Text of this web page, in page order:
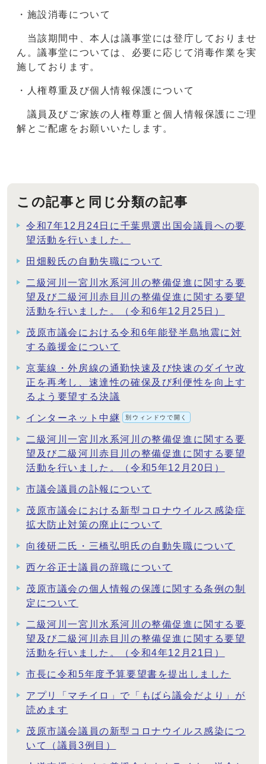
・施設消毒について
当該期間中、本人は議事堂には登庁しておりませ
ん。議事堂については、必要に応じて消毒作業を実
施しております。
・人権尊重及び個人情報保護について
議員及びご家族の人権尊重と個人情報保護にご理
解とご配慮をお願いいたします。
この記事と同じ分類の記事
令和7年12月24日に千葉県選出国会議員への要
望活動を行いました。
田畑毅氏の自動失職について
二級河川一宮川水系河川の整備促進に関する要
望及び二級河川赤目川の整備促進に関する要望
活動を行いました。（令和6年12月25日）
茂原市議会における令和6年能登半島地震に対
する義援金について
京葉線・外房線の通勤快速及び快速のダイヤ改
正を再考し、速達性の確保及び利便性を向上す
るよう要望する決議
インターネット中継 別ウィンドウで開く
二級河川一宮川水系河川の整備促進に関する要
望及び二級河川赤目川の整備促進に関する要望
活動を行いました。（令和5年12月20日）
市議会議員の訃報について
茂原市議会における新型コロナウイルス感染症
拡大防止対策の廃止について
向後研二氏・三橋弘明氏の自動失職について
西ケ谷正士議員の辞職について
茂原市議会の個人情報の保護に関する条例の制
定について
二級河川一宮川水系河川の整備促進に関する要
望及び二級河川赤目川の整備促進に関する要望
活動を行いました。（令和4年12月21日）
市長に令和5年度予算要望書を提出しました
アプリ「マチイロ」で「もばら議会だより」が
読めます
茂原市議会議員の新型コロナウイルス感染につ
いて（議員3例目）